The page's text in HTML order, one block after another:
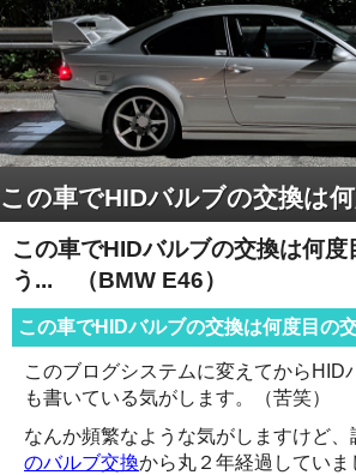
この車でHIDバルブの交換は何度
う... （BMW E46）
この車でHIDバルブの交換は何度目の
このブログシステムに変えてからHID
も書いている気がします。（苦笑）
なんか頻繁なような気がしますけど、
のバルブ交換から丸２年経過していま